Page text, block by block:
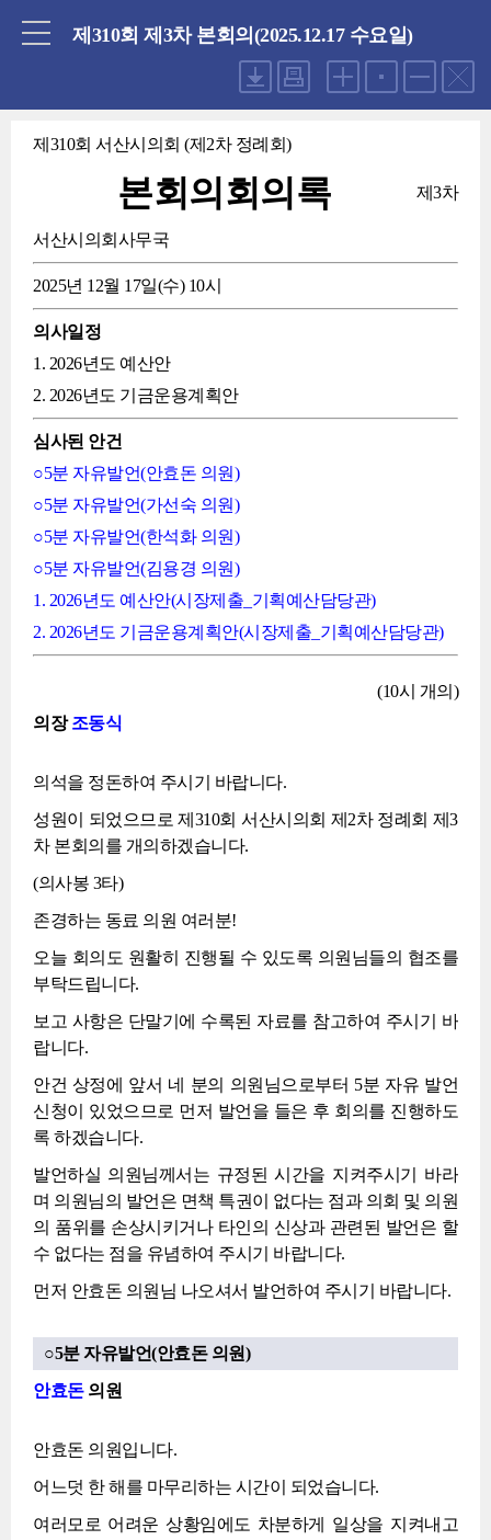
제310회 제3차 본회의(2025.12.17 수요일)
제310회 서산시의회 (제2차 정례회)
본회의회의록 제3차
서산시의회사무국
2025년 12월 17일(수) 10시
의사일정
1. 2026년도 예산안
2. 2026년도 기금운용계획안
심사된 안건
○5분 자유발언(안효돈 의원)
○5분 자유발언(가선숙 의원)
○5분 자유발언(한석화 의원)
○5분 자유발언(김용경 의원)
1. 2026년도 예산안(시장제출_기획예산담당관)
2. 2026년도 기금운용계획안(시장제출_기획예산담당관)
(10시 개의)
의장조동식
의석을 정돈하여 주시기 바랍니다.
성원이 되었으므로 제310회 서산시의회 제2차 정례회 제3
차 본회의를 개의하겠습니다.
(의사봉 3타)
존경하는 동료 의원 여러분!
오늘 회의도 원활히 진행될 수 있도록 의원님들의 협조를
부탁드립니다.
보고 사항은 단말기에 수록된 자료를 참고하여 주시기 바
랍니다.
안건 상정에 앞서 네 분의 의원님으로부터 5분 자유 발언
신청이 있었으므로 먼저 발언을 들은 후 회의를 진행하도
록 하겠습니다.
발언하실 의원님께서는 규정된 시간을 지켜주시기 바라
며 의원님의 발언은 면책 특권이 없다는 점과 의회 및 의원
의 품위를 손상시키거나 타인의 신상과 관련된 발언은 할
수 없다는 점을 유념하여 주시기 바랍니다.
먼저 안효돈 의원님 나오셔서 발언하여 주시기 바랍니다.
○5분 자유발언(안효돈 의원)
안효돈의원
안효돈 의원입니다.
어느덧 한 해를 마무리하는 시간이 되었습니다.
여러모로 어려운 상황임에도 차분하게 일상을 지켜내고